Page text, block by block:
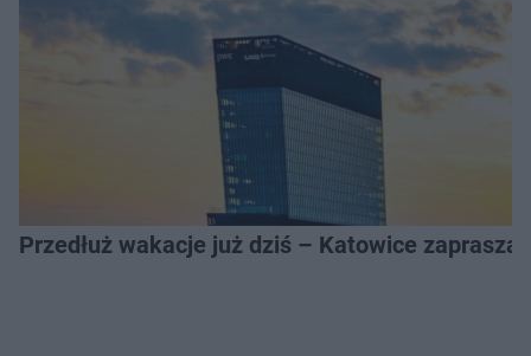
Przedłuż wakacje już dziś – Katowice